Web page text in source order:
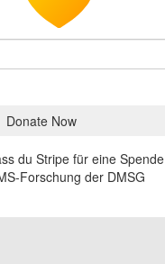
Donate Now
du Stripe für eine Spende
Forschung der DMSG